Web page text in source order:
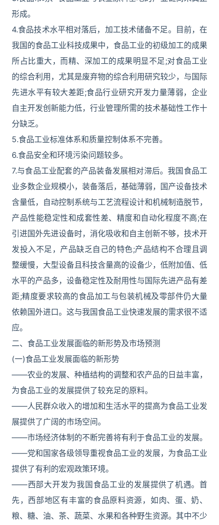
形成。
4.食品技术水平相对落后，加工技术储备不足。目前，在
我国的食品工业科技成果中，食品工业的初级加工的成果
所占比重大，而精、深加工的成果明显不足;对食品工业
的综合利用，尤其是废弃物的综合利用研究较少，与国际
先进水平有较大差距;食品行业研究开发力量薄弱，企业
自主开发创新能力低，行业管理所需的技术基础性工作十
分缺乏。
5.食品工业标准体系和质量控制体系不完善。
6.食品安全和环境污染问题较多。
7.与食品工业配套的产品装备发展相对滞后。我国食品工
业多数企业规模小，装备落后，基础薄弱，国产设备技术
含量低，自动控制系统与工艺流程设计和机械制造脱节，
产品性能稳定性和成套性差、精度和自动化程度不高;在
引进国外先进设备时，消化吸收和自主创新不够，技术开
发投入不足，产品缺乏自己的特色;产品结构不合理且调
整缓慢，大型设备且科技含量高的设备少，低附加值、低
水平的产品多，设备稳定性及耐用性与国际先进产品有差
距;精度要求较高的食品加工与包装机械及零部件仍大量
依赖国外进口。这与我国食品工业快速发展的需求很不适
应。
二、食品工业发展面临的新形势及市场预测
(一)食品工业发展面临的新形势
――农业的发展、种植结构的调整和农产品的日益丰富，
为食品工业的发展提供了较充足的原料。
――人民群众收入的增加和生活水平的提高为食品工业发
展提供了广阔的市场空间。
――市场经济体制的不断完善将有利于食品工业的发展。
――党和国家各级领导重视食品工业的发展，为食品工业
提供了有利的宏观政策环境。
――西部大开发为我国食品工业的发展提供了机遇。首
先，西部地区有丰富的食品原料资源，如肉、蛋、奶、
粮、糖、油、茶、蔬菜、水果和各种野生资源。其中不少